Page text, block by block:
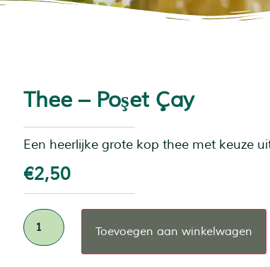
Thee – Poşet Çay
Een heerlijke grote kop thee met keuze
€2,50
Toevoegen aan winkelwagen